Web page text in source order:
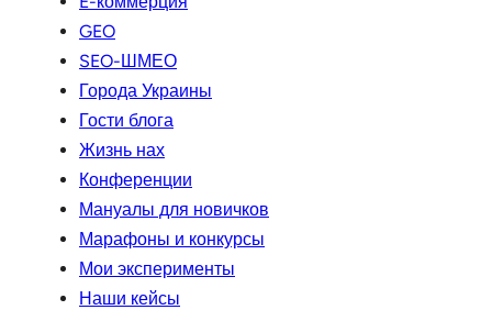
GEO
SEO-ШМЕО
Города Украины
Гости блога
Жизнь нах
Конференции
Мануалы для новичков
Марафоны и конкурсы
Мои эксперименты
Наши кейсы